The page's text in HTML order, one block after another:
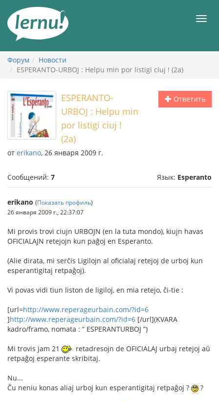
содержанию
Форум
Новости
ESPERANTO-URBOJ : Helpu min por listigi ciuj ! (2a)
Ответить
ESPERANTO-
URBOJ : Helpu min
por listigi ciuj !
(2a)
от erikano, 26 января 2009 г.
Сообщений: 7 Язык: Esperanto
erikano (Показать профиль)
26 января 2009 г., 22:37:07
Mi provis trovi ciujn URBOJN (en la tuta mondo), kiujn havas
OFICIALAJN retejojn kun paĝoj en Esperanto.
(Alie dirata, mi serĉis Ligilojn al oficialaj retejoj de urboj kun
esperantigitaj retpaĝoj).
Vi povas vidi tiun liston de ligiloj, en mia retejo, ĉi-tie :
[url=http://www.reperageurbain.com/?id=6
]http://www.reperageurbain.com/?id=6 [/url](KVARA
kadro/framo, nomata : “ ESPERANTURBOJ ”)
Mi trovis jam 21
retadresojn de OFICIALAJ urbaj retejoj aŭ
retpaĝoj esperante skribitaj.
Nu...
Ĉu neniu konas aliaj urboj kun esperantigitaj retpaĝoj ?
?